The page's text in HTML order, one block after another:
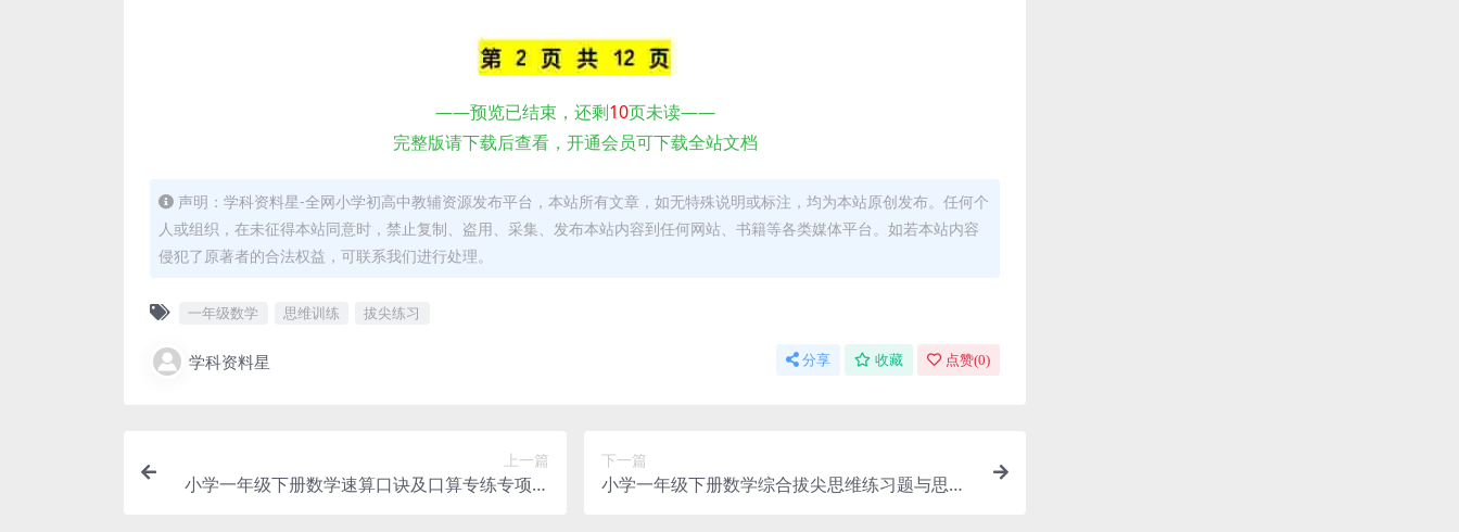
——预览已结束，还剩10页未读——
完整版请下载后查看，开通会员可下载全站文档
声明：学科资料星-全网小学初高中教辅资源发布平台，本站所有文章，如无特殊说明或标注，均为本站原创发布。任何个
人或组织，在未征得本站同意时，禁止复制、盗用、采集、发布本站内容到任何网站、书籍等各类媒体平台。如若本站内容
侵犯了原著者的合法权益，可联系我们进行处理。
一年级数学 思维训练 拔尖练习
学科资料星 分享 收藏 点赞(0)
上一篇
小学一年级下册数学速算口诀及口算专练专项突
下一篇
小学一年级下册数学综合拔尖思维练习题与思维